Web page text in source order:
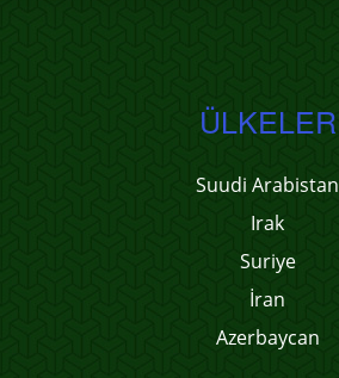
ÜLKELER
Suudi Arabistan
Irak
Suriye
İran
Azerbaycan